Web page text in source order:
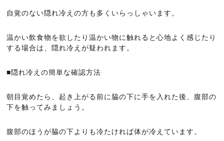
自覚のない隠れ冷えの方も多くいらっしゃいます。
温かい飲食物を欲したり温かい物に触れると心地よく感じたり
する場合は、隠れ冷えが疑われます。
■隠れ冷えの簡単な確認方法
朝目覚めたら、起き上がる前に脇の下に手を入れた後、腹部の
下を触ってみましょう。
腹部のほうが脇の下よりも冷たければ体が冷えています。